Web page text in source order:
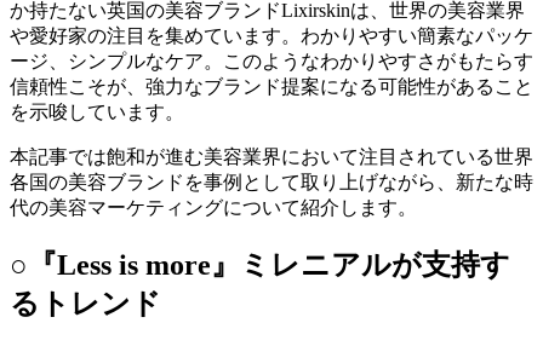
か持たない英国の美容ブランドLixirskinは、世界の美容業界
や愛好家の注目を集めています。わかりやすい簡素なパッケ
ージ、シンプルなケア。このようなわかりやすさがもたらす
信頼性こそが、強力なブランド提案になる可能性があること
を示唆しています。
本記事では飽和が進む美容業界において注目されている世界
各国の美容ブランドを事例として取り上げながら、新たな時
代の美容マーケティングについて紹介します。
○『Less is more』ミレニアルが支持す
るトレンド